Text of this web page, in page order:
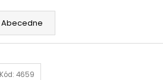
Abecedne
Kód: 4659